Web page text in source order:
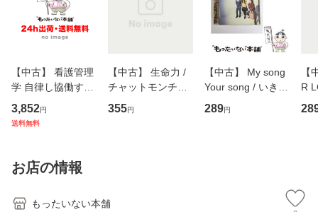
【中古】 看護管理
学 自律し協働する
専門職の看護マネ
ジメントスキル 改
恵 藤本幸三 / 南江
堂 [単行
3,852円
送料無料
【中古】 生命力 /
チャットモンチー /
キューンレコード
[CD]【メール便送
355円
【中古】 My song
Your song / いきも
のがかり / [CD]
【メール便送料無
289円
【
R
産
お店の情報
もったいない本舗